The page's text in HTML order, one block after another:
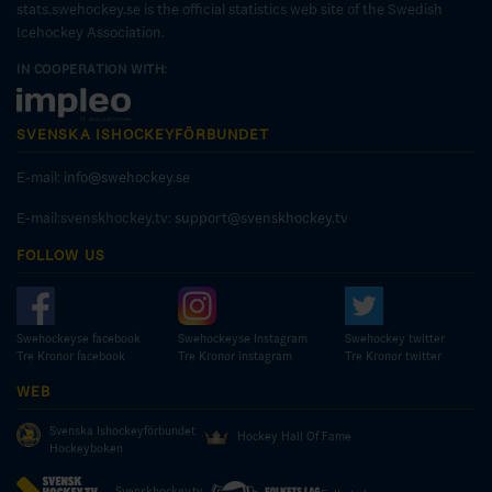
stats.swehockey.se is the official statistics web site of the Swedish
Icehockey Association.
IN COOPERATION WITH:
SVENSKA ISHOCKEYFÖRBUNDET
E-mail: info@swehockey.se
E-mail:svenskhockey.tv: support@svenskhockey.tv
FOLLOW US
Swehockeyse facebook
Tre Kronor facebook
Swehockeyse Instagram
Tre Kronor instagram
Swehockey twitter
Tre Kronor twitter
WEB
Svenska Ishockeyförbundet
Hockeyboken
Hockey Hall Of Fame